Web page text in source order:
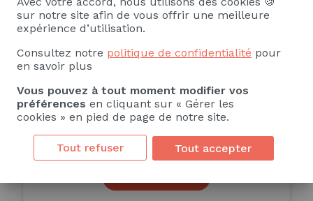
Business developer innovation
Europe (H/F)
ALTERNANCE
Université de Reims Champagne Ardenne
Reims (51)
36 Mois
Publiée le 21/07/2026
sur notre site afin de vous offrir une meilleure
expérience d’utilisation.
Consultez notre politique de confidentialité pour
en savoir plus
Vous pouvez à tout moment modifier vos
préférences en cliquant sur « Gérer les
cookies » en pied de page de notre site.
Tout refuser Tout accepter